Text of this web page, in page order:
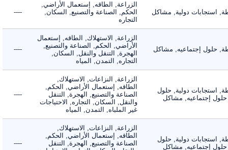
استجابات دولية, مشاكل
الزراعة, الطاقه, إستعمال الأراضي,
الحكم, الصناعة والتصنيع, السكان,
التجاره
----
حلول إجتماعيه, مشاكل
الزراعة, الاستهلاك, الطاقه, إستعمال
الأراضي, الحكم, الصناعة والتصنيع,
الهجرة, التنقل والنقل, السكان,
التجاره, التمدن, المياه
----
استجابات دولية, حلول
إجتماعيه, مشاكل
الزراعة, النزاعات, الاستهلاك,
الطاقه, إستعمال الأراضي, الحكم,
الصناعة والتصنيع, الهجرة, التنقل
والنقل, السكان, التجاره, الاحتياجات
غير الملباه, التمدن, المياه
----
استجابات دولية, حلول
إجتماعيه, مشاكل
الزراعة, النزاعات, الاستهلاك,
الطاقه, إستعمال الأراضي, الحكم,
الصناعة والتصنيع, الهجرة, التنقل
----